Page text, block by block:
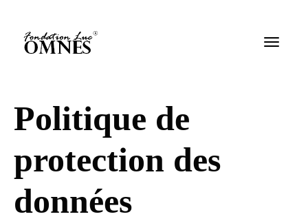
Politique de
protection des
données